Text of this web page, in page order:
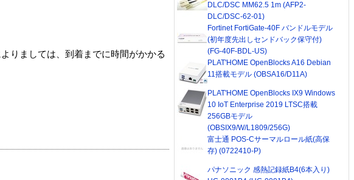
りましては、到着までに時間がかかる
DLC/DSC MM62.5 1m (AFP2-
DLC/DSC-62-01)
Fortinet FortiGate-40F バンドルモデル
(初年度先出しセンドバック保守付)
(FG-40F-BDL-US)
PLAT'HOME OpenBlocks A16 Debian
11搭載モデル (OBSA16/D11A)
PLAT'HOME OpenBlocks IX9 Windows
10 IoT Enterprise 2019 LTSC搭載
256GBモデル
(OBSIX9/W/L1809/256G)
富士通 POS-Cサーマルロール紙(高保
存) (0722410-P)
パナソニック 感熱記録紙B4(6本入り)